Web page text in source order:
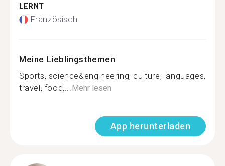
LERNT
Französisch
Meine Lieblingsthemen
Sports, science&engineering, culture, languages,
travel, food,...Mehr lesen
App herunterladen